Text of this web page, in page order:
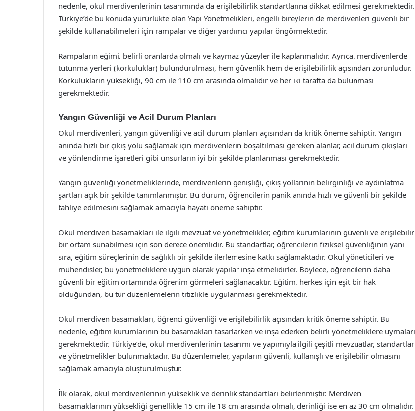
nedenle, okul merdivenlerinin tasarımında da erişilebilirlik standartlarına dikkat edilmesi gerekmektedir.
Türkiye’de bu konuda yürürlükte olan Yapı Yönetmelikleri, engelli bireylerin de merdivenleri güvenli bir
şekilde kullanabilmeleri için rampalar ve diğer yardımcı yapılar öngörmektedir.
Rampaların eğimi, belirli oranlarda olmalı ve kaymaz yüzeyler ile kaplanmalıdır. Ayrıca, merdivenlerde
tutunma yerleri (korkuluklar) bulundurulması, hem güvenlik hem de erişilebilirlik açısından zorunludur.
Korkulukların yüksekliği, 90 cm ile 110 cm arasında olmalıdır ve her iki tarafta da bulunması
gerekmektedir.
Yangın Güvenliği ve Acil Durum Planları
Okul merdivenleri, yangın güvenliği ve acil durum planları açısından da kritik öneme sahiptir. Yangın
anında hızlı bir çıkış yolu sağlamak için merdivenlerin boşaltılması gereken alanlar, acil durum çıkışları
ve yönlendirme işaretleri gibi unsurların iyi bir şekilde planlanması gerekmektedir.
Yangın güvenliği yönetmeliklerinde, merdivenlerin genişliği, çıkış yollarının belirginliği ve aydınlatma
şartları açık bir şekilde tanımlanmıştır. Bu durum, öğrencilerin panik anında hızlı ve güvenli bir şekilde
tahliye edilmesini sağlamak amacıyla hayati öneme sahiptir.
Okul merdiven basamakları ile ilgili mevzuat ve yönetmelikler, eğitim kurumlarının güvenli ve erişilebilir
bir ortam sunabilmesi için son derece önemlidir. Bu standartlar, öğrencilerin fiziksel güvenliğinin yanı
sıra, eğitim süreçlerinin de sağlıklı bir şekilde ilerlemesine katkı sağlamaktadır. Okul yöneticileri ve
mühendisler, bu yönetmeliklere uygun olarak yapılar inşa etmelidirler. Böylece, öğrencilerin daha
güvenli bir eğitim ortamında öğrenim görmeleri sağlanacaktır. Eğitim, herkes için eşit bir hak
olduğundan, bu tür düzenlemelerin titizlikle uygulanması gerekmektedir.
Okul merdiven basamakları, öğrenci güvenliği ve erişilebilirlik açısından kritik öneme sahiptir. Bu
nedenle, eğitim kurumlarının bu basamakları tasarlarken ve inşa ederken belirli yönetmeliklere uymaları
gerekmektedir. Türkiye’de, okul merdivenlerinin tasarımı ve yapımıyla ilgili çeşitli mevzuatlar, standartlar
ve yönetmelikler bulunmaktadır. Bu düzenlemeler, yapıların güvenli, kullanışlı ve erişilebilir olmasını
sağlamak amacıyla oluşturulmuştur.
İlk olarak, okul merdivenlerinin yükseklik ve derinlik standartları belirlenmiştir. Merdiven
basamaklarının yüksekliği genellikle 15 cm ile 18 cm arasında olmalı, derinliği ise en az 30 cm olmalıdır.